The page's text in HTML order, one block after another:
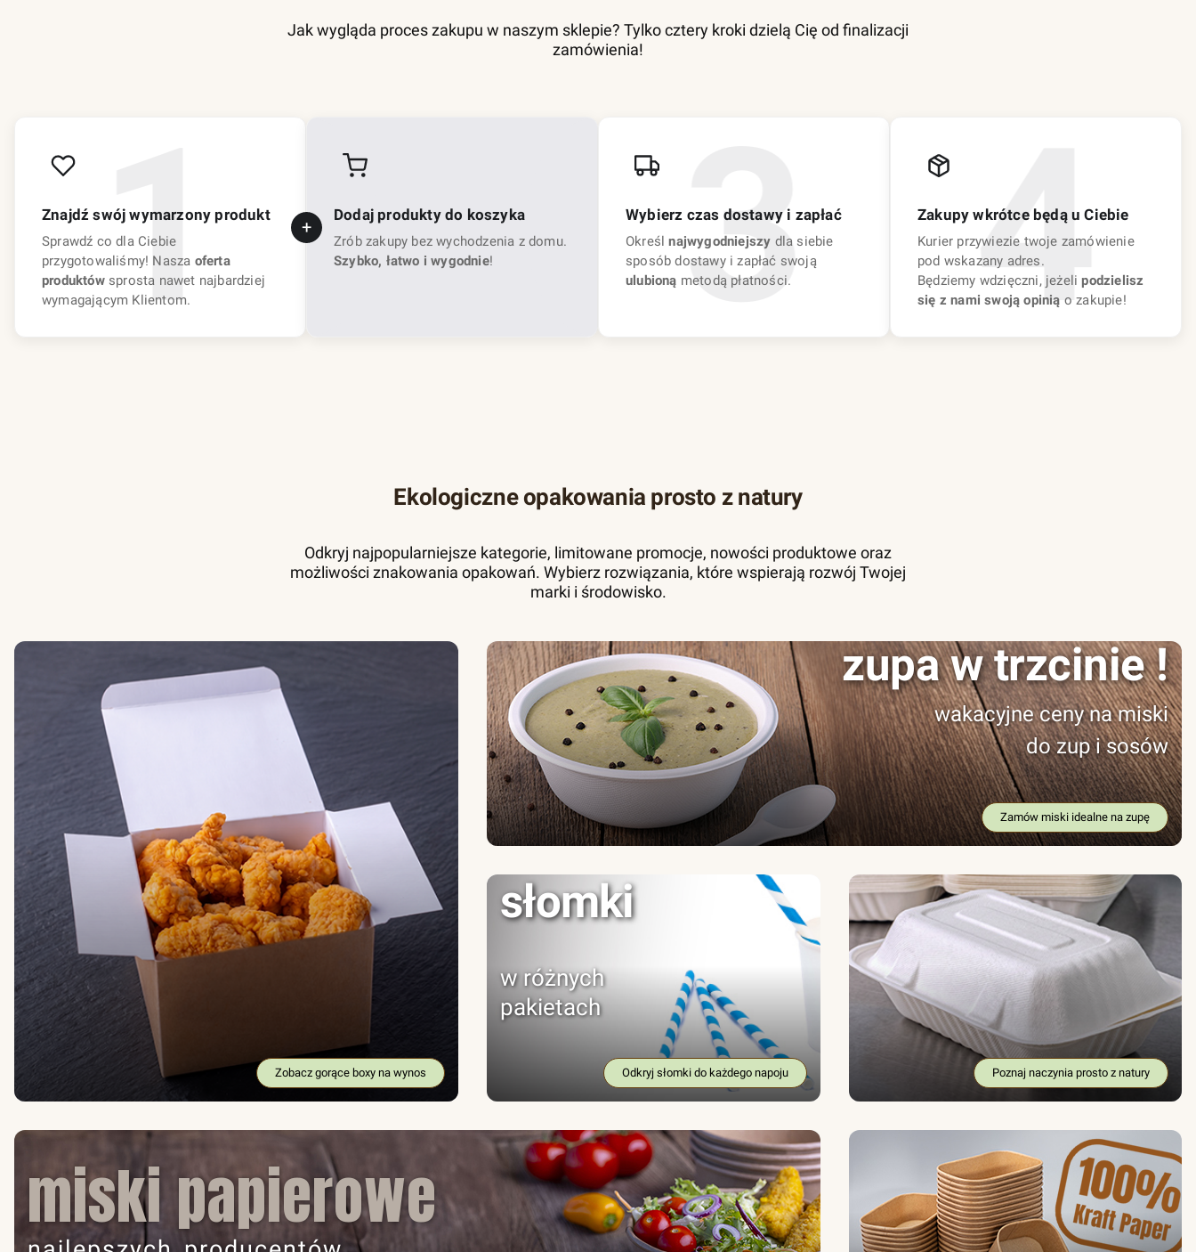
Jak wygląda proces zakupu w naszym sklepie? Tylko cztery kroki dzielą Cię od finalizacji
zamówienia!
Znajdź swój wymarzony produkt
Sprawdź co dla Ciebie
przygotowaliśmy! Nasza oferta
produktówsprosta nawet najbardziej
wymagającym Klientom.
Dodaj produkty do koszyka
Zrób zakupy bez wychodzenia z domu.
Szybko, łatwo i wygodnie!
Wybierz czas dostawy i zapłać
Określnajwygodniejszy dla siebie
sposób dostawy i zapłać swoją
ulubioną metodą płatności.
Zakupy wkrótce będą u Ciebie
Kurier przywiezie twoje zamówienie
pod wskazany adres.
Będziemy wdzięczni, jeżelipodzielisz
się z nami swoją opinią o zakupie!
Ekologiczne opakowania prosto z natury
Odkryj najpopularniejsze kategorie, limitowane promocje, nowości produktowe oraz
możliwości znakowania opakowań. Wybierz rozwiązania, które wspierają rozwój Twojej
marki i środowisko.
Zobacz gorące boxy na wynos
zupa w trzcinie !
wakacyjne ceny na miski
do zup i sosów
Zamów miski idealne na zupę
słomki
w różnych
pakietach
Odkryj słomki do każdego napoju Poznaj naczynia prosto z natury
miski papierowe